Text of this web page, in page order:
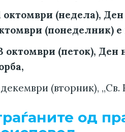
октомври (недела),
(понеделник) е
октомври (петок), Ден
(вторник),
од